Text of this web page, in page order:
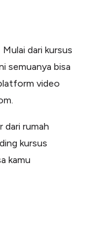
dari kursus
semuanya bisa
video
dari rumah
kursus
kamu